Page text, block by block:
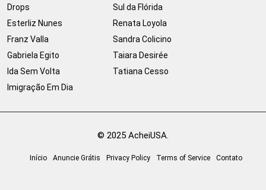
Drops
Esterliz Nunes
Franz Valla
Gabriela Egito
Ida Sem Volta
Imigração Em Dia
Sul da Flórida
Renata Loyola
Sandra Colicino
Taiara Desirée
Tatiana Cesso
© 2025 AcheiUSA.
Início Anuncie Grátis Privacy Policy Terms of Service Contato